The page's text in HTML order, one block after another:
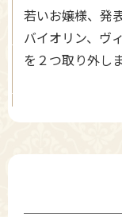
若いお嬢様、発
バイオリン、ヴ
を２つ取り外し